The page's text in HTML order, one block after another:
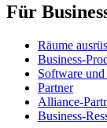
Für
Räume
Business-
Software
Partner
Alliance-
Business-